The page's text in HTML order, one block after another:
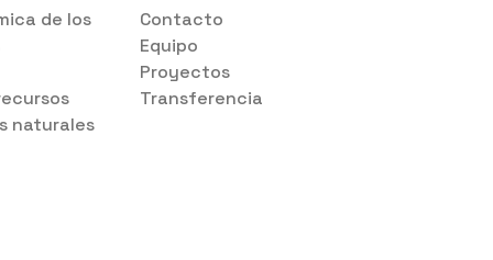
de los
naturales
Contacto
Equipo
Proyectos
Transferencia